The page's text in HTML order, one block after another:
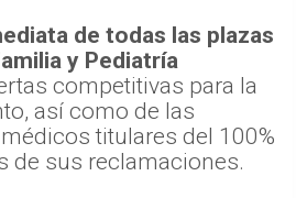
de todas las plazas
y Pediatría
competitivas para la
así como de las
titulares del 100%
de sus reclamaciones.